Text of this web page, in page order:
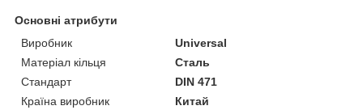
Основні атрибути
Виробник
Universal
Матеріал кільця
Сталь
Стандарт
DIN 471
Країна виробник
Китай